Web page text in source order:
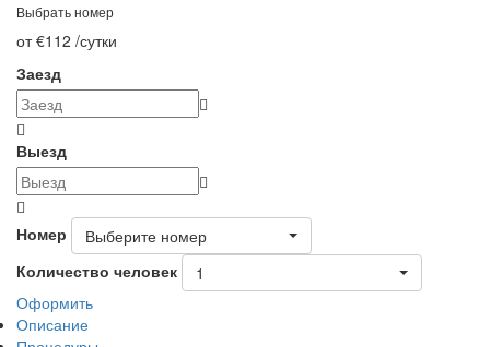
Выбрать номер
от €112 /сутки
Заезд
Выезд
Номер
Выберите номер
Количество человек
1
Оформить
Описание